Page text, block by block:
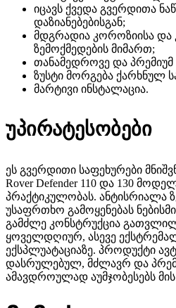
იცავს ქვედა გვერდითა
დაზიანებებისგან;
მდგრადია კოროზიისა და
ზემოქმედების მიმართ;
თანამედროვე და პრემიუმ
ზუსტი მორგება ქარხნულ
მარტივი ინსტალაცია.
უპირატესობები
ეს გვერდითი საფეხურები
Rover Defender 110 და 130
პრაქტიკულობას. ანტისრიალა
უსაფრთხო გამოყენებას
გამძლე კონსტრუქცია
ყოველდღიურ, ასევე
ექსპლუატაციაზე. პროდუქტი
დასრულებულ, მძლავრ და
ამავდროულად აუმჯობესებს